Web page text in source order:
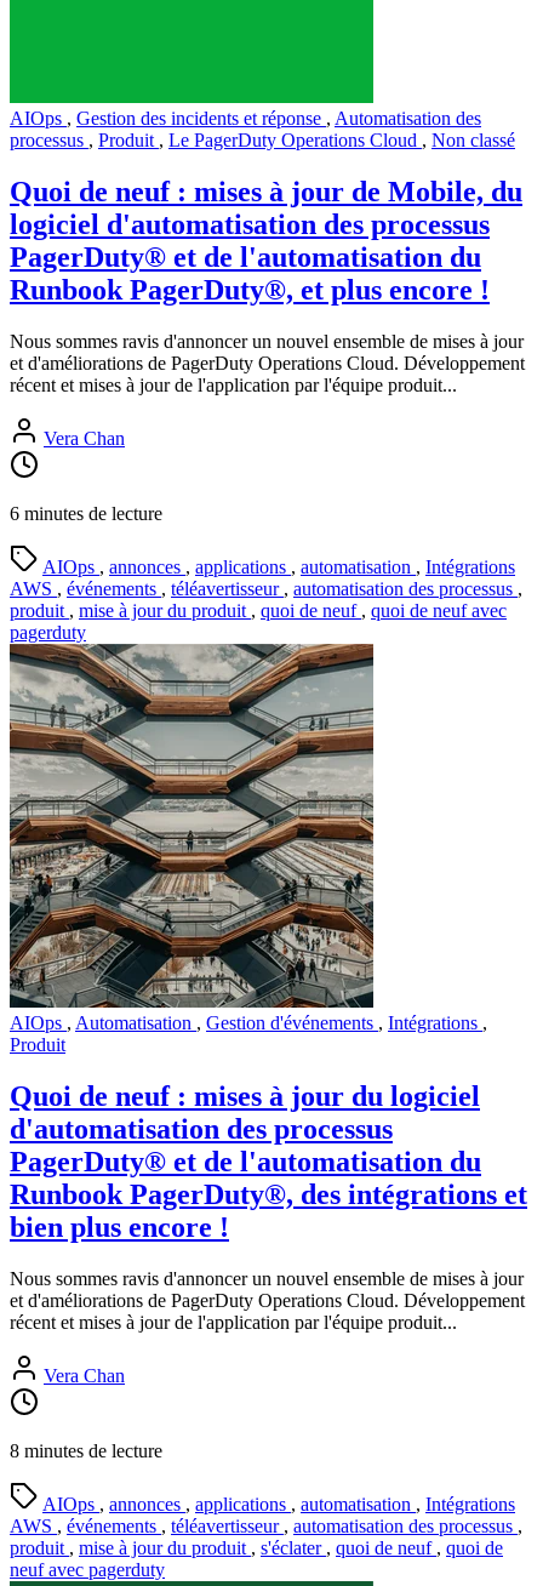
AIOps , Gestion des incidents et réponse , Automatisation des
processus , Produit , Le PagerDuty Operations Cloud , Non classé
Quoi de neuf : mises à jour de Mobile, du
logiciel d'automatisation des processus
PagerDuty® et de l'automatisation du
Runbook PagerDuty®, et plus encore !
Nous sommes ravis d'annoncer un nouvel ensemble de mises à jour
et d'améliorations de PagerDuty Operations Cloud. Développement
récent et mises à jour de l'application par l'équipe produit...
Vera Chan
6 minutes de lecture
AIOps , annonces , applications , automatisation , Intégrations
AWS , événements , téléavertisseur , automatisation des processus ,
produit , mise à jour du produit , quoi de neuf , quoi de neuf avec
pagerduty
AIOps , Automatisation , Gestion d'événements , Intégrations ,
Produit
Quoi de neuf : mises à jour du logiciel
d'automatisation des processus
PagerDuty® et de l'automatisation du
Runbook PagerDuty®, des intégrations et
bien plus encore !
Nous sommes ravis d'annoncer un nouvel ensemble de mises à jour
et d'améliorations de PagerDuty Operations Cloud. Développement
récent et mises à jour de l'application par l'équipe produit...
Vera Chan
8 minutes de lecture
AIOps , annonces , applications , automatisation , Intégrations
AWS , événements , téléavertisseur , automatisation des processus ,
produit , mise à jour du produit , s'éclater , quoi de neuf , quoi de
neuf avec pagerduty